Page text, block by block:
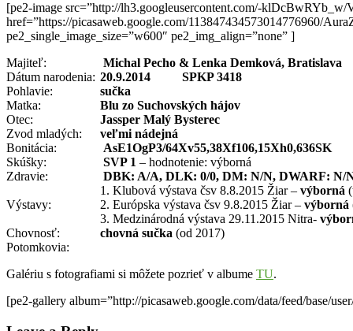
[pe2-image src=”http://lh3.googleusercontent.com/-
href=”https://picasaweb.google.com/113847434573014776960/
pe2_single_image_size=”w600″ pe2_img_align=”none” ]
Majiteľ:
Michal Pecho & Lenka Demková, Bratislava
Dátum narodenia: 20.9.2014 SPKP 3418
Pohlavie:
sučka
Matka:
Blu zo Suchovských hájov
Otec:
Jassper Malý Bysterec
Zvod mladých:
veľmi nádejná
Bonitácia:
AsE1OgP3/64Xv55,38Xf106,15Xh0,636SK
Skúšky:
SVP 1 – hodnotenie: výborná
Zdravie:
DBK: A/A, DLK: 0/0, DM: N/N, DWARF: N/
Výstavy:
1. Klubová výstava čsv 8.8.2015 Žiar – výborná
2. Európska výstava čsv 9.8.2015 Žiar – výborná
3. Medzinárodná výstava 29.11.2015 Nitra-
Chovnosť:
chovná sučka (od 2017)
Potomkovia:
Galériu s fotografiami si môžete pozrieť v albume TU.
[pe2-gallery album=”http://picasaweb.google.com/data/feed/base/